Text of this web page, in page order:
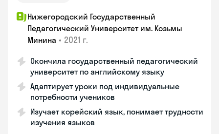
Нижегородский Государственный
Педагогический Университет им. Козьмы
Минина • 2021 г.
Окончила государственный педагогический
университет по английскому языку
Адаптирует уроки под индивидуальные
потребности учеников
Изучает корейский язык, понимает трудности
изучения языков